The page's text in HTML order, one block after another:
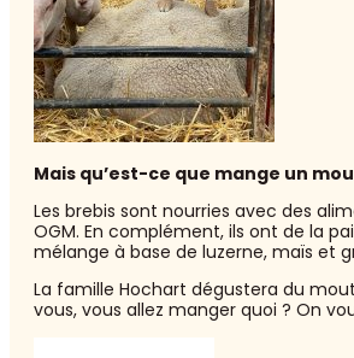
Mais qu’est-ce que mange un
Les brebis sont nourries avec des
OGM. En complément, ils ont de la
mélange à base de luzerne, maïs et
La famille Hochart dégustera du
vous, vous allez manger quoi ? On